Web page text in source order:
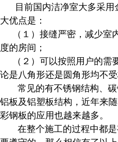
目前国内洁净室大多采用
大优点是：
（１）接缝严密，减少室
度的房间；
（２）可以按照用户的需
论是八角形还是圆角形均不受
常见的有不锈钢结构、碳
铝板及铝塑板结构，近年来
彩钢板的应用也越来越多。
在整个施工的过程中都是